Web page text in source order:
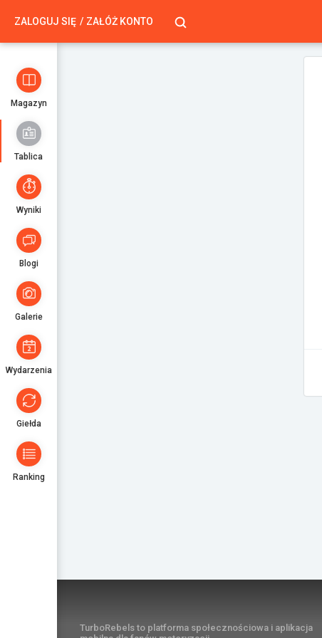
ZALOGUJ SIĘ ZAŁÓŻ KONTO
Magazyn
Tablica
Wyniki
Blogi
Galerie
Wydarzenia
Giełda
Ranking
TurboRebels to platforma społecznościowa i aplikacja